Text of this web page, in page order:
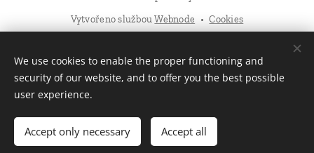
Add to cart
Vytvořeno službouWebnode Cookies
Čeština
Slovenčina English Deutsch Polski
We use cookies to enable the proper functioning and
security of our website, and to offer you the best possible
user experience.
Accept only necessary Accept all